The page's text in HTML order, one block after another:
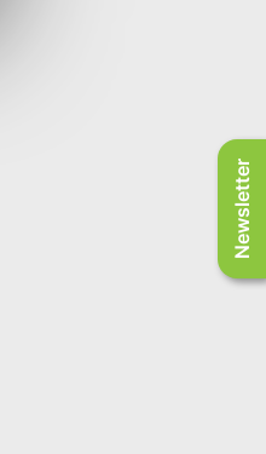
Newsletter